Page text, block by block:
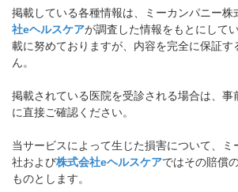
掲載している各種情報は、ミーカンパニー株
社eヘルスケアが調査した情報をもとにして
載に努めておりますが、内容を完全に保証す
ん。
掲載されている医院を受診される場合は、事
に直接ご確認ください。
当サービスによって生じた損害について、ミ
社および株式会社eヘルスケアではその賠償
ものとします。